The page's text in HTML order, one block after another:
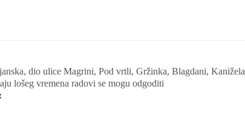
dio ulice Magrini, Pod vrtli, Gržinka, Blagdani, Kanižela
lošeg vremena radovi se mogu odgoditi